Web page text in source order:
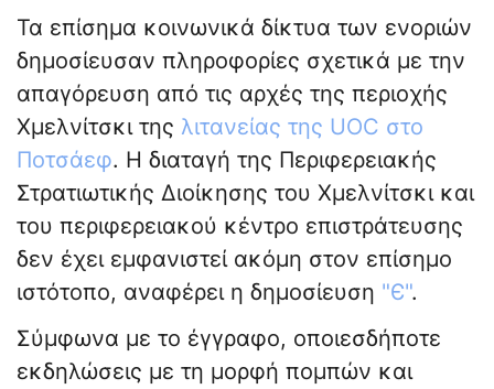
Τα επίσημα κοινωνικά δίκτυα των ενοριών
δημοσίευσαν πληροφορίες σχετικά με την
απαγόρευση από τις αρχές της περιοχής
Χμελνίτσκι της λιτανείας της UOC στο
Ποτσάεφ. Η διαταγή της Περιφερειακής
Στρατιωτικής Διοίκησης του Χμελνίτσκι και
του περιφερειακού κέντρο επιστράτευσης
δεν έχει εμφανιστεί ακόμη στον επίσημο
ιστότοπο, αναφέρει η δημοσίευση "Є".
Σύμφωνα με το έγγραφο, οποιεσδήποτε
εκδηλώσεις με τη μορφή πομπών και